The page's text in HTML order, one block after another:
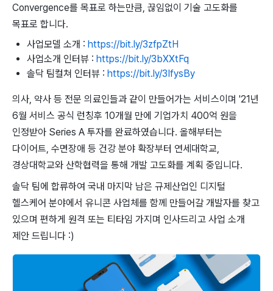
Convergence를 목표로 하는만큼, 끊임없이 기술 고도화를
목표로 합니다.
사업모델 소개 : https://bit.ly/3zfpZtH
사업소개 인터뷰 : https://bit.ly/3bXXtFq
솔닥 팀컬쳐 인터뷰 : https://bit.ly/3IfysBy
의사, 약사 등 전문 의료인들과 같이 만들어가는 서비스이며 '21년
6월 서비스 공식 런칭후 10개월 만에 기업가치 400억 원을
인정받아 Series A 투자를 완료하였습니다. 올해부터는
다이어트, 수면장애 등 건강 분야 확장부터 연세대학교,
경상대학교와 산학협력을 통해 개발 고도화를 계획 중입니다.
솔닥 팀에 합류하여 국내 마지막 남은 규제산업인 디지털
헬스케어 분야에서 유니콘 사업체를 함께 만들어갈 개발자를 찾고
있으며 편하게 원격 또는 티타임 가지며 인사드리고 사업 소개
제안 드립니다 :)